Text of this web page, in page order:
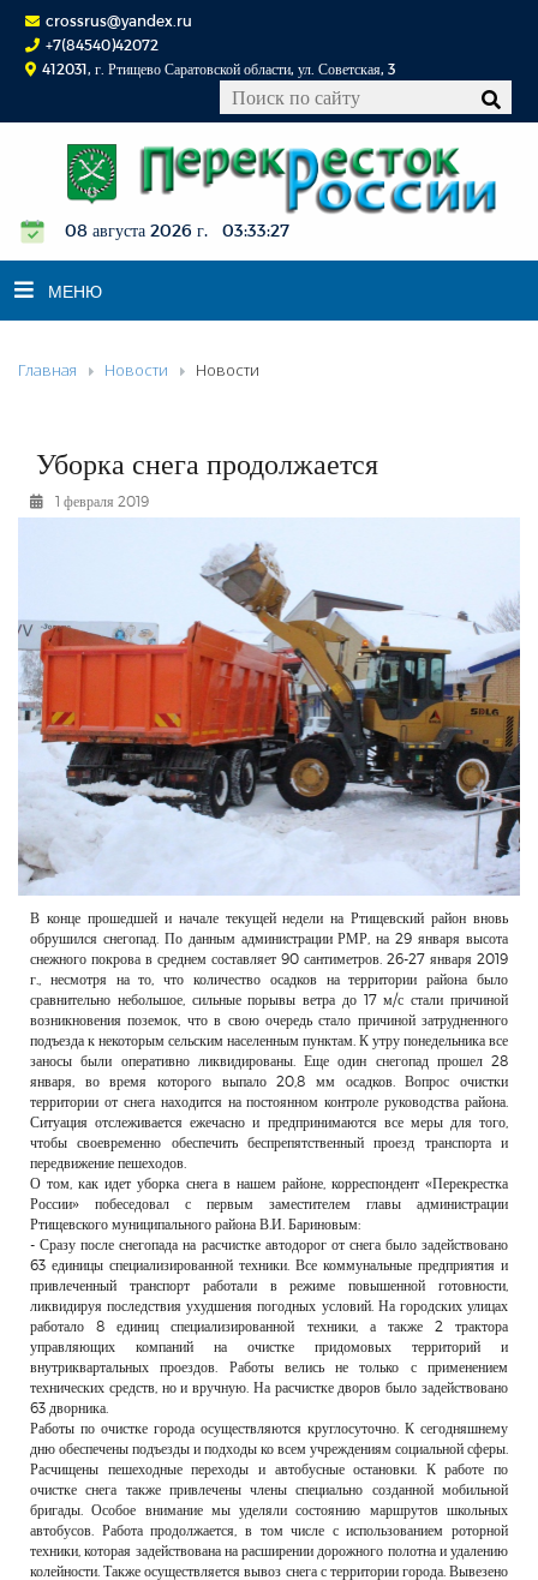
crossrus@yandex.ru
+7(84540)42072
412031, г. Ртищево Саратовской области, ул. Советская, 3
08 августа 2026 г. 03:33:27
МЕНЮ
НОВОСТИ
К СВЕДЕНИЮ
КОНКУРСЫ
ФОТОРЕПОРТАЖИ
КОНТАКТЫ
Главная Новости Новости
Уборка снега продолжается
1 февраля 2019
В конце прошедшей и начале текущей недели на Ртищевский район вновь
обрушился снегопад. По данным администрации РМР, на 29 января высота
снежного покрова в среднем составляет 90 сантиметров. 26-27 января 2019
г., несмотря на то, что количество осадков на территории района было
сравнительно небольшое, сильные порывы ветра до 17 м/с стали причиной
возникновения поземок, что в свою очередь стало причиной затрудненного
подъезда к некоторым сельским населенным пунктам. К утру понедельника все
заносы были оперативно ликвидированы. Еще один снегопад прошел 28
января, во время которого выпало 20,8 мм осадков. Вопрос очистки
территории от снега находится на постоянном контроле руководства района.
Ситуация отслеживается ежечасно и предпринимаются все меры для того,
чтобы своевременно обеспечить беспрепятственный проезд транспорта и
передвижение пешеходов.
О том, как идет уборка снега в нашем районе, корреспондент «Перекрестка
России» побеседовал с первым заместителем главы администрации
Ртищевского муниципального района В.И. Бариновым:
- Сразу после снегопада на расчистке автодорог от снега было задействовано
63 единицы специализированной техники. Все коммунальные предприятия и
привлеченный транспорт работали в режиме повышенной готовности,
ликвидируя последствия ухудшения погодных условий. На городских улицах
работало 8 единиц специализированной техники, а также 2 трактора
управляющих компаний на очистке придомовых территорий и
внутриквартальных проездов. Работы велись не только с применением
технических средств, но и вручную. На расчистке дворов было задействовано
63 дворника.
Работы по очистке города осуществляются круглосуточно. К сегодняшнему
дню обеспечены подъезды и подходы ко всем учреждениям социальной сферы.
Расчищены пешеходные переходы и автобусные остановки. К работе по
очистке снега также привлечены члены специально созданной мобильной
бригады. Особое внимание мы уделяли состоянию маршрутов школьных
автобусов. Работа продолжается, в том числе с использованием роторной
техники, которая задействована на расширении дорожного полотна и удалению
колейности. Также осуществляется вывоз снега с территории города. Вывезено